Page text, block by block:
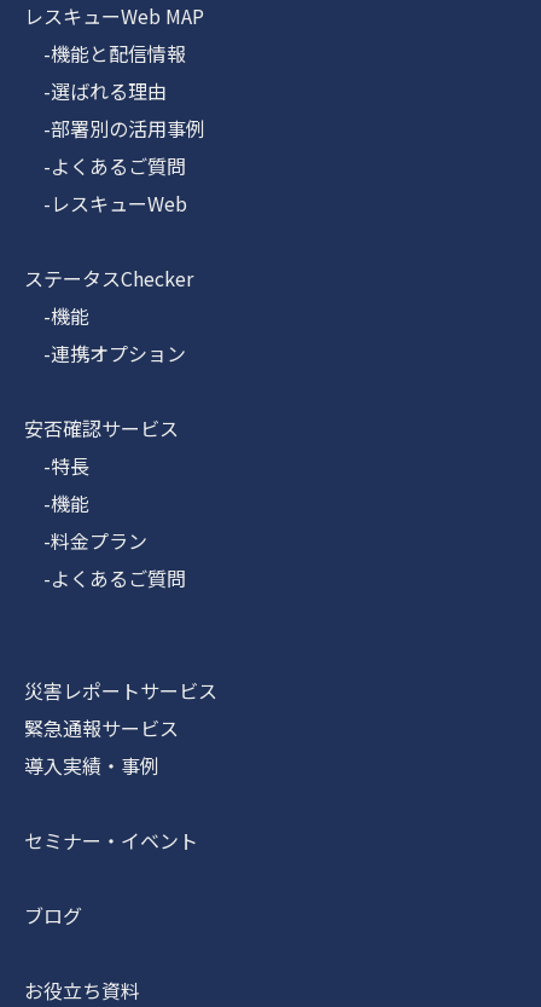
レスキューWeb MAP
-機能と配信情報
-選ばれる理由
-部署別の活用事例
-よくあるご質問
-レスキューWeb
ステータスChecker
-機能
-連携オプション
安否確認サービス
-特長
-機能
-料金プラン
-よくあるご質問
災害レポートサービス
緊急通報サービス
導入実績・事例
セミナー・イベント
ブログ
お役立ち資料